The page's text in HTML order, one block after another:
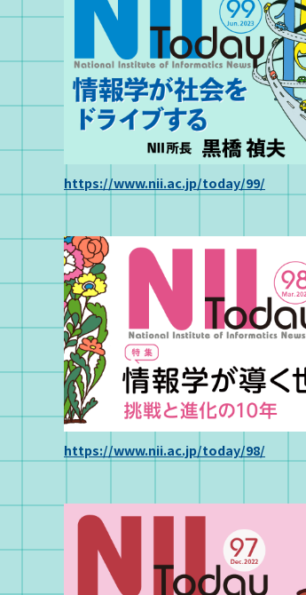
https://www.nii.ac.jp/today/99/
https://www.nii.ac.jp/today/98/